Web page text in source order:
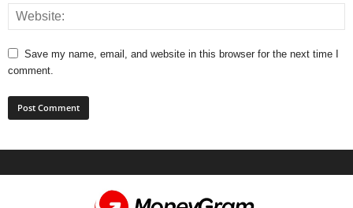
Save my name, email, and website in this browser for the next time I
comment.